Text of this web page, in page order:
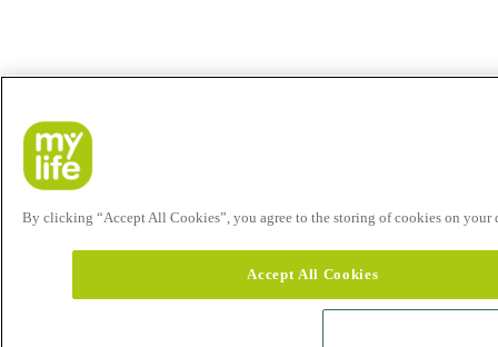
By clicking “Accept All Cookies”, you agree to the storing of cookies on your
Accept All Cookies